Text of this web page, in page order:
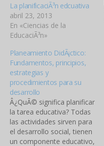
La planificaciÃ³n edcuativa
abril 23, 2013
En «Ciencias de la
EducaciÃ³n»
Planeamiento DidÃ¡ctico:
Fundamentos, principios,
estrategias y
procedimientos para su
desarrollo
Â¿QuÃ© significa planificar
la tarea educativa? Todas
las actividades sirven para
el desarrollo social, tienen
un componente educativo,